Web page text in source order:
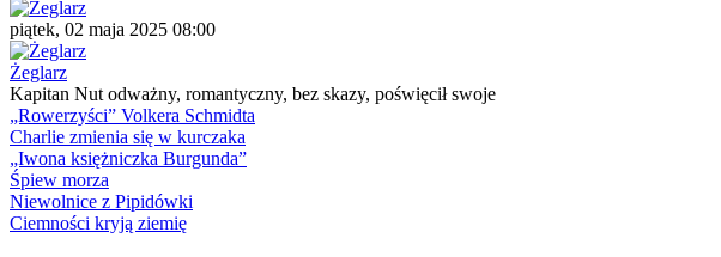
piątek, 02 maja 2025 08:00
Żeglarz
Kapitan Nut odważny, romantyczny, bez skazy, poświęcił swoje
„Rowerzyści” Volkera Schmidta
Charlie zmienia się w kurczaka
„Iwona księżniczka Burgunda”
Śpiew morza
Niewolnice z Pipidówki
Ciemności kryją ziemię